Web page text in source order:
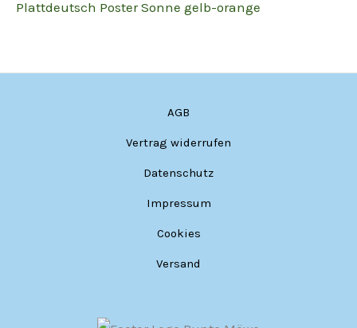
Plattdeutsch Poster Sonne gelb-orange
AGB
Vertrag widerrufen
Datenschutz
Impressum
Cookies
Versand